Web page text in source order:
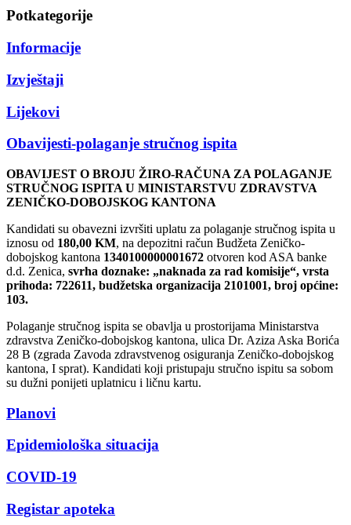
Potkategorije
Informacije
Izvještaji
Lijekovi
Obavijesti-polaganje stručnog ispita
OBAVIJEST O BROJU ŽIRO-RAČUNA ZA POLAGANJE
STRUČNOG ISPITA U MINISTARSTVU ZDRAVSTVA
ZENIČKO-DOBOJSKOG KANTONA
Kandidati su obavezni izvršiti uplatu za polaganje stručnog ispita u
iznosu od 180,00 KM, na depozitni račun Budžeta Zeničko-
dobojskog kantona 1340100000001672 otvoren kod ASA banke
d.d. Zenica, svrha doznake: „naknada za rad komisije“, vrsta
prihoda: 722611, budžetska organizacija 2101001, broj općine:
103.
Polaganje stručnog ispita se obavlja u prostorijama Ministarstva
zdravstva Zeničko-dobojskog kantona, ulica Dr. Aziza Aska Borića
28 B (zgrada Zavoda zdravstvenog osiguranja Zeničko-dobojskog
kantona, I sprat). Kandidati koji pristupaju stručno ispitu sa sobom
su dužni ponijeti uplatnicu i ličnu kartu.
Planovi
Epidemiološka situacija
COVID-19
Registar apoteka